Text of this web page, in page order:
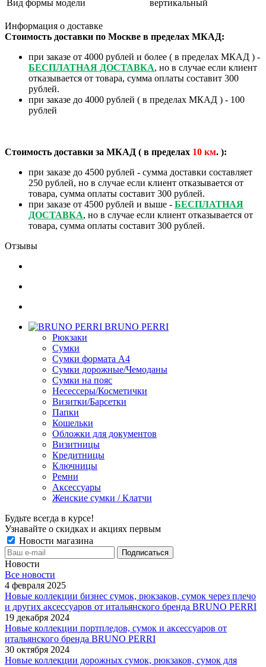
Вид формы модели
вертикальный
Информация о доставке
Стоимость доставки по Москве в пределах МКАД:
при заказе от 4000 рублей и более ( в пределах МКАД ) -
БЕСПЛАТНАЯ ДОСТАВКА, но в случае если клиент
отказывается от товара, сумма оплаты составит 300
рублей.
при заказе до 4000 рублей ( в пределах МКАД ) - 100
рублей
Стоимость доставки за МКАД ( в пределах 10 км. ):
при заказе до 4500 рублей - сумма доставки составляет
250 рублей, но в случае если клиент отказывается от
товара, сумма оплаты составит 300 рублей.
при заказе от 4500 рублей и выше - БЕСПЛАТНАЯ
ДОСТАВКА, но в случае если клиент отказывается от
товара, сумма оплаты составит 300 рублей.
Отзывы
BRUNO PERRI
Рюкзаки
Сумки
Сумки формата А4
Сумки дорожные/Чемоданы
Сумки на пояс
Несессеры/Косметички
Визитки/Барсетки
Папки
Кошельки
Обложки для документов
Визитницы
Кредитницы
Ключницы
Ремни
Аксессуары
Женские сумки / Клатчи
Будьте всегда в курсе!
Узнавайте о скидках и акциях первым
Новости магазина
Новости
Все новости
4 февраля 2025
Новые коллекции бизнес сумок, рюкзаков, сумок через плечо
и других аксессуаров от итальянского бренда BRUNO PERRI
19 декабря 2024
Новые коллекции портпледов, сумок и аксессуаров от
итальянского бренда BRUNO PERRI
30 октября 2024
Новые коллекции дорожных сумок, рюкзаков, сумок для